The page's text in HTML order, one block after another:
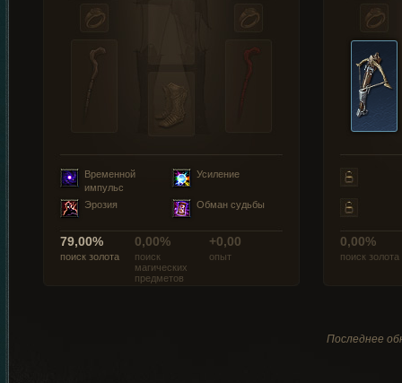
Временной
импульс
Усиление
Эрозия Обман судьбы
79,00%
поиск золота
0,00%
поиск
магических
предметов
+0,00
опыт
0,00%
поиск золота
Последнее